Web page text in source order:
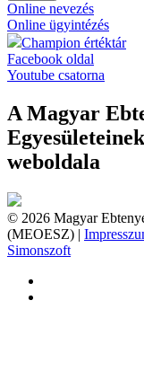
Online nevezés
Online ügyintézés
Champion értéktár
Facebook oldal
Youtube csatorna
A Magyar
weboldala
© 2026 Magyar
(MEOESZ) |
Simonszoft